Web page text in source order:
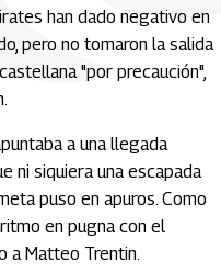
han dado negativo en
pero no tomaron la salida
"por precaución",
a una llegada
ni siquiera una escapada
puso en apuros. Como
en pugna con el
a Matteo Trentin.